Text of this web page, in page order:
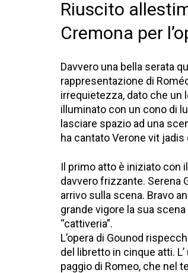
Riuscito
Cremona per
Davvero una bella serata
rappresentazione di
irrequietezza, dato che un
illuminato con un cono di
lasciare spazio ad una
ha cantato Verone vit
Il primo atto è iniziato con
davvero frizzante. Serena
arrivo sulla scena. Bravo
grande vigore la sua
“cattiveria”.
L’opera di Gounod
del libretto in cinque atti.
paggio di Romeo, che nel